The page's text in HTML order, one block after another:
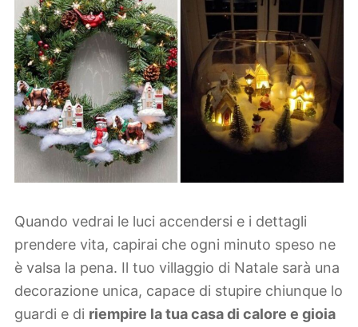
Quando vedrai le luci accendersi e i dettagli
prendere vita, capirai che ogni minuto speso ne
è valsa la pena. Il tuo villaggio di Natale sarà una
decorazione unica, capace di stupire chiunque lo
guardi e di riempire la tua casa di calore e gioia